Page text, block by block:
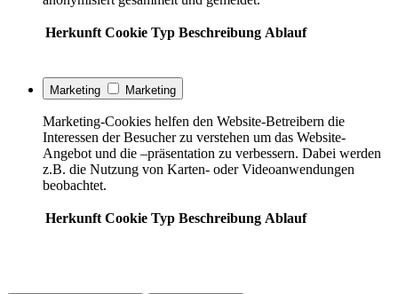
Herkunft Cookie Typ Beschreibung Ablauf
Marketing Marketing
Marketing-Cookies helfen den Website-Betreibern die
Interessen der Besucher zu verstehen um das Website-
Angebot und die –präsentation zu verbessern. Dabei werden
z.B. die Nutzung von Karten- oder Videoanwendungen
beobachtet.
Herkunft Cookie Typ Beschreibung Ablauf